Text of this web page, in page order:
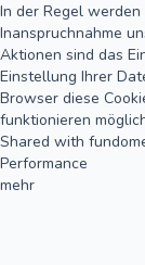
In der Regel
Inanspruchnahme
Aktionen sind das
Einstellung Ihrer
Browser diese
funktionieren
Shared with
Performance
mehr